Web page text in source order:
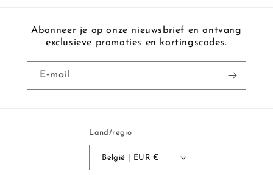
Abonneer je op onze nieuwsbrief en ontvang
exclusieve promoties en kortingscodes.
E‑mail
Land/regio
België | EUR €